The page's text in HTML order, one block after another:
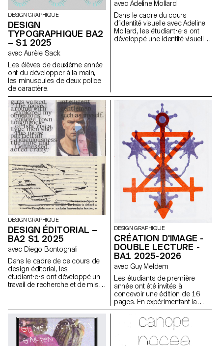
DESIGN GRAPHIQUE
DESIGN
TYPOGRAPHIQUE BA2
– S1 2025
avec Aurèle Sack
Les élèves de deuxième année
ont du développer à la main,
les minuscules de deux police
de caractère.
avec Adeline Mollard
Dans le cadre du cours
d’identité visuelle avec Adeline
Mollard, les étudiant·e·s ont
développé une identité visuelle
sur une série de supports, de
la carte de visite au format F4,
comprenant affiches, flyers,
cartes de visite ainsi qu’une
affiche animée.
DESIGN GRAPHIQUE
DESIGN ÉDITORIAL –
BA2 S1 2025
avec Diego Bontognali
Dans le cadre de ce cours de
design éditorial, les
étudiant·e·s ont développé un
travail de recherche et de mise
sélection de sources, chaque
projet propose deux éditions
au contenu identique, déclinées
dans un grand et un petit
format.
DESIGN GRAPHIQUE
CRÉATION D'IMAGE -
DOUBLE LECTURE -
BA1 2025-2026
avec Guy Meldem
Les étudiants de première
année ont été invités à
concevoir une édition de 16
pages. En expérimentant la
bichromie par diverses
techniques d'impression, ils
ont séquencé une lecture
couleurs imprimées.